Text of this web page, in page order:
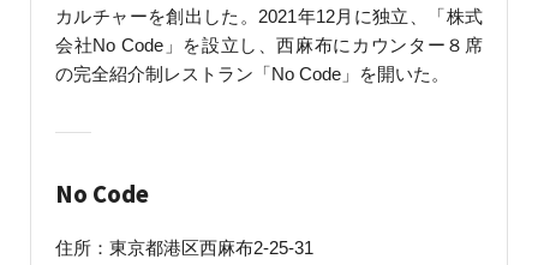
カルチャーを創出した。2021年12月に独立、「株式
会社No Code」を設立し、西麻布にカウンター８席
の完全紹介制レストラン「No Code」を開いた。
No Code
住所：東京都港区西麻布2-25-31